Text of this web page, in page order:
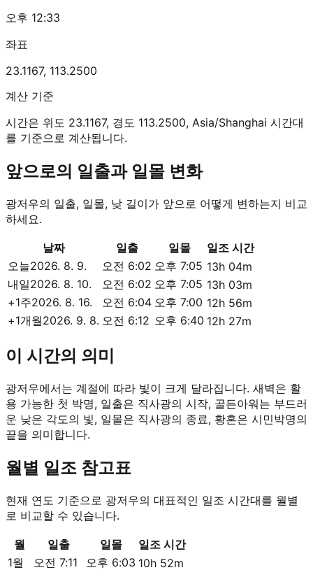
오후 12:33
좌표
23.1167, 113.2500
계산 기준
시간은 위도 23.1167, 경도 113.2500, Asia/Shanghai 시간대
를 기준으로 계산됩니다.
앞으로의 일출과 일몰 변화
광저우의 일출, 일몰, 낮 길이가 앞으로 어떻게 변하는지 비교
하세요.
날짜 일출 일몰
일조 시간
오늘2026. 8. 9. 오전 6:02 오후 7:05 13h 04m
내일2026. 8. 10. 오전 6:02 오후 7:05 13h 03m
+1주2026. 8. 16. 오전 6:04 오후 7:00 12h 56m
+1개월2026. 9. 8. 오전 6:12 오후 6:40 12h 27m
이 시간의 의미
광저우에서는 계절에 따라 빛이 크게 달라집니다. 새벽은 활
용 가능한 첫 박명, 일출은 직사광의 시작, 골든아워는 부드러
운 낮은 각도의 빛, 일몰은 직사광의 종료, 황혼은 시민박명의
끝을 의미합니다.
월별 일조 참고표
현재 연도 기준으로 광저우의 대표적인 일조 시간대를 월별
로 비교할 수 있습니다.
월 일출 일몰
일조 시간
1월
오전 7:11 오후 6:03 10h 52m